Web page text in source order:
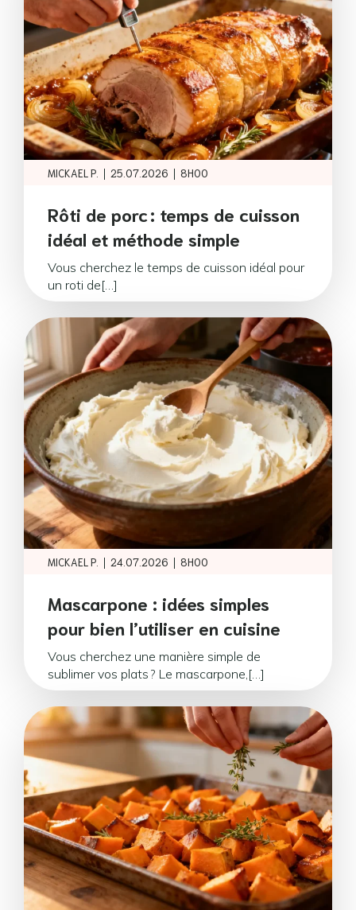
MICKAEL P. | 25.07.2026 | 8H00
Rôti de porc : temps de cuisson
idéal et méthode simple
Vous cherchez le temps de cuisson idéal pour
un roti de[…]
MICKAEL P. | 24.07.2026 | 8H00
Mascarpone : idées simples
pour bien l’utiliser en cuisine
Vous cherchez une manière simple de
sublimer vos plats ? Le mascarpone,[…]